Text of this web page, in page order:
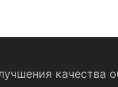
данных
качества